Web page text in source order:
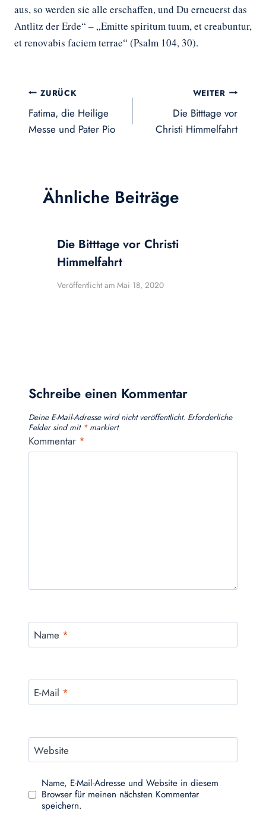
aus, so werden sie alle erschaffen, und Du erneuerst das
Antlitz der Erde“ – „Emitte spiritum tuum, et creabuntur,
et renovabis faciem terrae“ (Psalm 104, 30).
Beitragsnavigation
ZURÜCK
Fatima, die Heilige
Messe und Pater Pio
WEITER
Die Bitttage vor
Christi Himmelfahrt
Ähnliche Beiträge
Die Bitttage vor Christi
Himmelfahrt
Veröffentlicht am Mai 18, 2020
Schreibe einen Kommentar
Deine E-Mail-Adresse wird nicht veröffentlicht. Erforderliche
Felder sind mit *markiert
Kommentar *
Name *
E-Mail *
Website
Name, E-Mail-Adresse und Website in diesem
Browser für meinen nächsten Kommentar
speichern.